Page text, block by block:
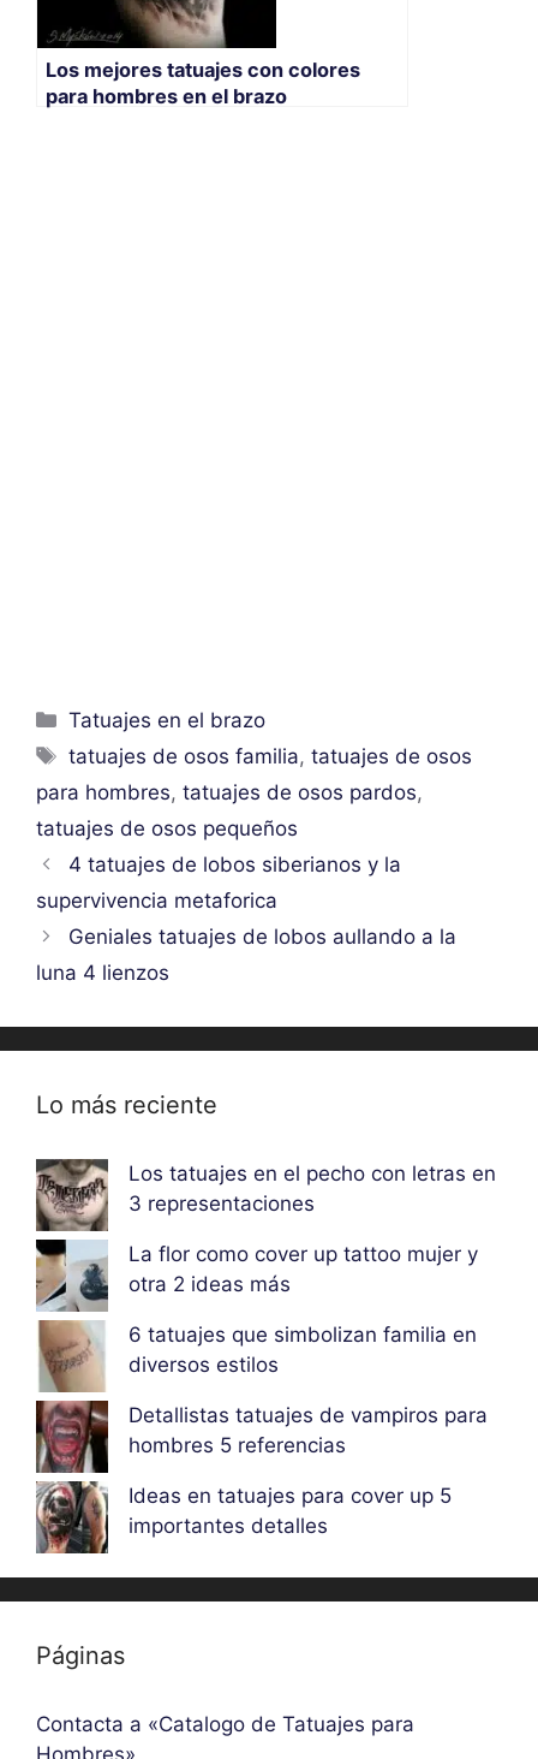
Los mejores tatuajes con colores
para hombres en el brazo
Categorías
Tatuajes en el brazo
Etiquetas
tatuajes de osos familia,tatuajes de osos
para hombres, tatuajes de osos pardos,
tatuajes de osos pequeños
4 tatuajes de lobos siberianos y la
supervivencia metaforica
Geniales tatuajes de lobos aullando a la
luna 4 lienzos
Lo más reciente
Los tatuajes en el pecho con letras en
3 representaciones
La flor como cover up tattoo mujer y
otra 2 ideas más
6 tatuajes que simbolizan familia en
diversos estilos
Detallistas tatuajes de vampiros para
hombres 5 referencias
Ideas en tatuajes para cover up 5
importantes detalles
Páginas
Contacta a «Catalogo de Tatuajes para
Hombres»